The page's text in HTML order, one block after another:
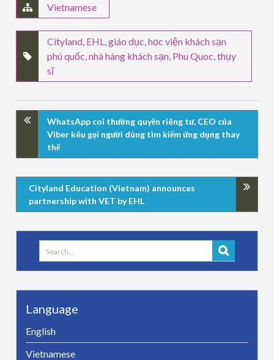
Vietnamese
Cityland EHL ,giáo dục ,học viện khách sạn
phú quốc ,nhà hàng khách sạn Phu Quoc ,thụy
sĩ
WhatsApp coi thường quyền riêng tư, CEO của
Viber kêu gọi người dùng tìm kiếm ứng dụng thay
thế
Cityland Education (Vietnam) announces
partnership with VET by EHL
Search
for:
Language
English
Vietnamese